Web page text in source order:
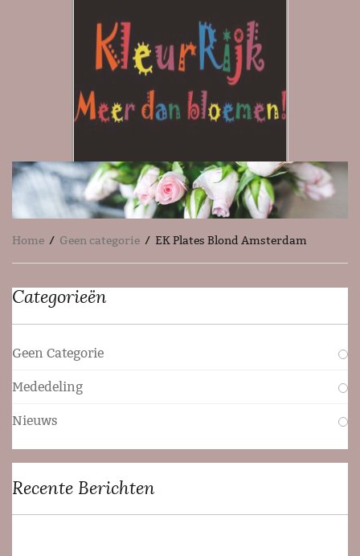
Home / Geen categorie / EK Plates Blond Amsterdam
Categorieën
Geen Categorie
Mededeling
Nieuws
Recente Berichten